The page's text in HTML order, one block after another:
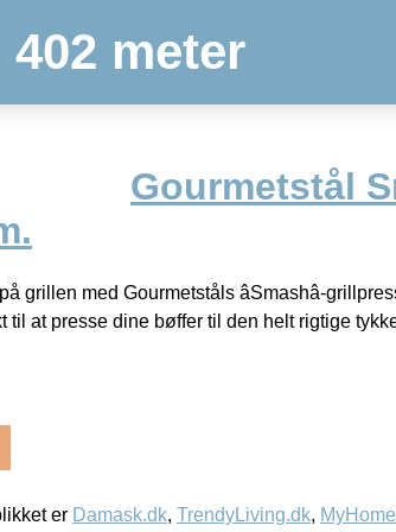
402 meter
Gourmetstål
grillen med Gourmetståls âSmashâ-
til at presse dine bøffer til den helt rigtige
er Damask.dk, TrendyLiving.dk,